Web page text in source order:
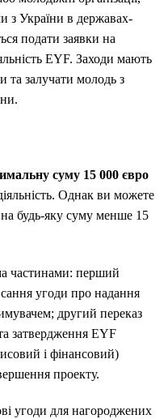
з України в державах-
подати заявки на
EYF. Заходи мають
та залучати молодь з
суму 15 000 євро
Однак ви можете
будь-яку суму менше 15
частинами: перший
угоди про надання
другий переказ
затвердження EYF
і фінансовий)
проекту.
угоди для нагороджених